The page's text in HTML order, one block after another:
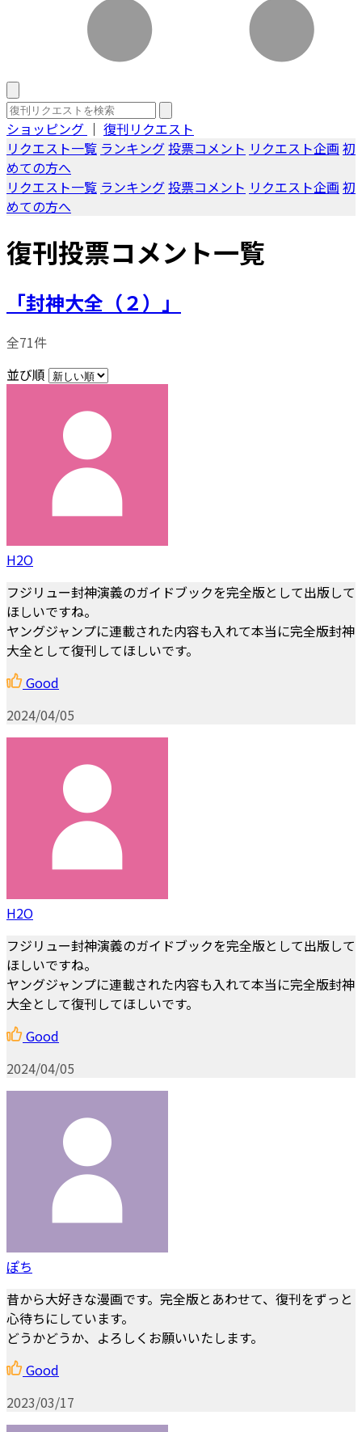
ショッピング ｜ 復刊リクエスト
リクエスト一覧 ランキング投票コメント リクエスト企画 初
めての方へ
リクエスト一覧 ランキング投票コメント リクエスト企画 初
めての方へ
復刊投票コメント一覧
「封神大全（２）」
全71件
並び順
H2O
フジリュー封神演義のガイドブックを完全版として出版して
ほしいですね。
ヤングジャンプに連載された内容も入れて本当に完全版封神
大全として復刊してほしいです。
Good
2024/04/05
H2O
フジリュー封神演義のガイドブックを完全版として出版して
ほしいですね。
ヤングジャンプに連載された内容も入れて本当に完全版封神
大全として復刊してほしいです。
Good
2024/04/05
ぽち
昔から大好きな漫画です。完全版とあわせて、復刊をずっと
心待ちにしています。
どうかどうか、よろしくお願いいたします。
Good
2023/03/17